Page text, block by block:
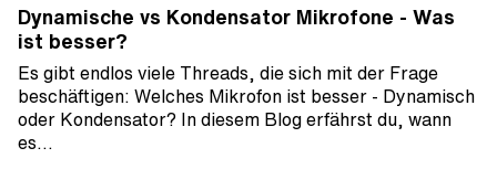
Dynamische vs Kondensator Mikrofone - Was
ist besser?
Es gibt endlos viele Threads, die sich mit der Frage
beschäftigen: Welches Mikrofon ist besser - Dynamisch
oder Kondensator? In diesem Blog erfährst du, wann
es…